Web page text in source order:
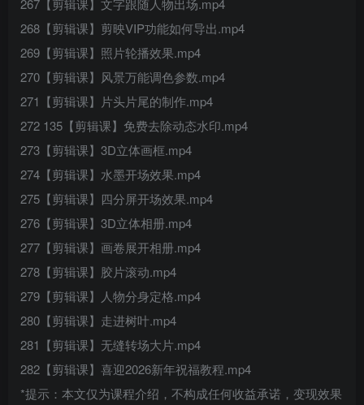
267【剪辑课】文字跟随人物出场.mp4
268【剪辑课】剪映VIP功能如何导出.mp4
269【剪辑课】照片轮播效果.mp4
270【剪辑课】风景万能调色参数.mp4
271【剪辑课】片头片尾的制作.mp4
272 135【剪辑课】免费去除动态水印.mp4
273【剪辑课】3D立体画框.mp4
274【剪辑课】水墨开场效果.mp4
275【剪辑课】四分屏开场效果.mp4
276【剪辑课】3D立体相册.mp4
277【剪辑课】画卷展开相册.mp4
278【剪辑课】胶片滚动.mp4
279【剪辑课】人物分身定格.mp4
280【剪辑课】走进树叶.mp4
281【剪辑课】无缝转场大片.mp4
282【剪辑课】喜迎2026新年祝福教程.mp4
*提示：本文仅为课程介绍，不构成任何收益承诺，变现效果